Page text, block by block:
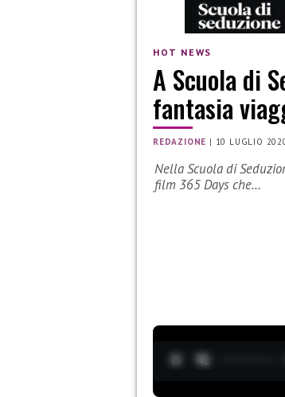
HOT NEWS
A Scuola di
fantasia
REDAZIONE | 10 LUGLIO
Nella Scuola di
film 365 Days che…